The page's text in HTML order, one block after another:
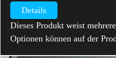
Details
Dieses Produkt weist
Optionen können auf der